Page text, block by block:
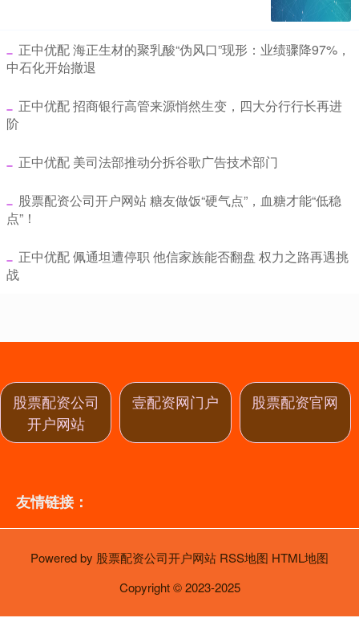
​正中优配 海正生材的聚乳酸“伪风口”现形：业绩骤降97%，
中石化开始撤退
​正中优配 招商银行高管来源悄然生变，四大分行行长再进
阶
​正中优配 美司法部推动分拆谷歌广告技术部门
​股票配资公司开户网站 糖友做饭“硬气点”，血糖才能“低稳
点”！
​正中优配 佩通坦遭停职 他信家族能否翻盘 权力之路再遇挑
战
股票配资公司
开户网站
壹配资网门户 股票配资官网
友情链接：
Powered by 股票配资公司开户网站 RSS地图 HTML地图
Copyright© 2023-2025